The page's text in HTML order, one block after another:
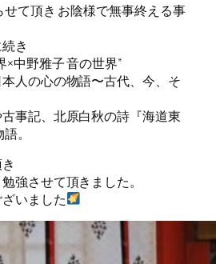
て頂き お陰様で無事終える事
き
×中野雅子 音の世界”
本人の心の物語〜古代、今、そ
事記、北原白秋の詩『海道東
。
強させて頂きました。
いました